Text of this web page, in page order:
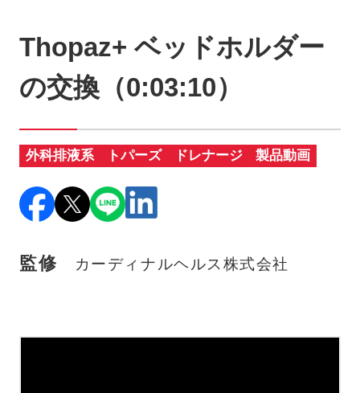
製品に関するお知らせ
添付文書
Thopaz+ ベッドホルダー
の交換（0:03:10）
外科排液系 トパーズ ドレナージ 製品動画
監修 カーディナルヘルス株式会社